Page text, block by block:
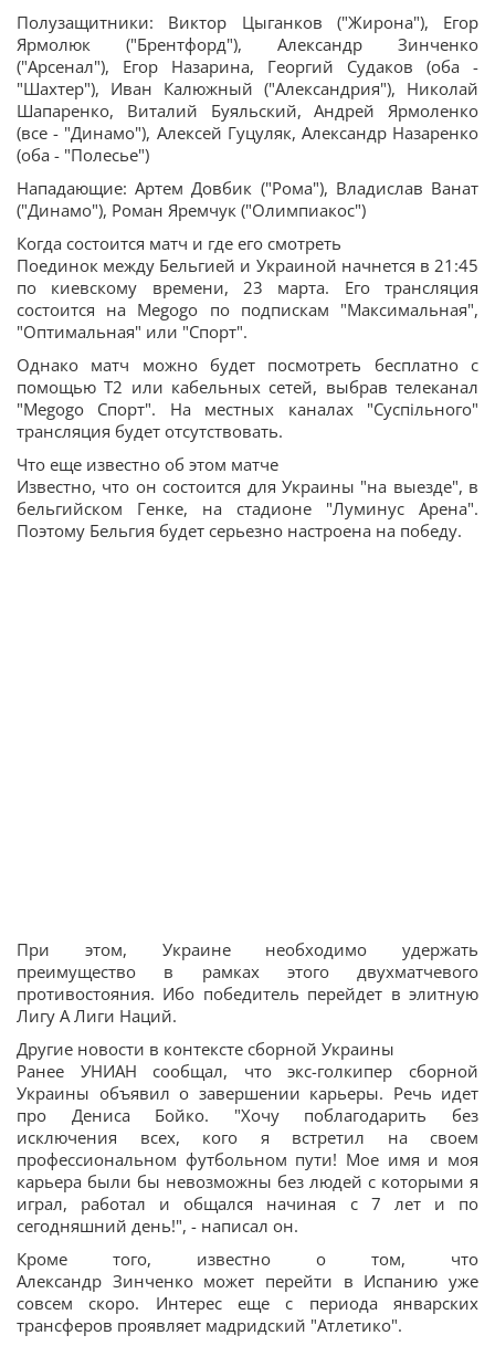
Полузащитники: Виктор Цыганков ("Жирона"), Егор
Ярмолюк ("Брентфорд"), Александр Зинченко
("Арсенал"), Егор Назарина, Георгий Судаков (оба -
"Шахтер"), Иван Калюжный ("Александрия"), Николай
Шапаренко, Виталий Буяльский, Андрей Ярмоленко
(все - "Динамо"), Алексей Гуцуляк, Александр Назаренко
(оба - "Полесье")
Нападающие: Артем Довбик ("Рома"), Владислав Ванат
("Динамо"), Роман Яремчук ("Олимпиакос")
Когда состоится матч и где его смотреть
Поединок между Бельгией и Украиной начнется в 21:45
по киевскому времени, 23 марта. Его трансляция
состоится на Megogo по подпискам "Максимальная",
"Оптимальная" или "Спорт".
Однако матч можно будет посмотреть бесплатно с
помощью Т2 или кабельных сетей, выбрав телеканал
"Megogo Спорт". На местных каналах "Суспільного"
трансляция будет отсутствовать.
Что еще известно об этом матче
Известно, что он состоится для Украины "на выезде", в
бельгийском Генке, на стадионе "Луминус Арена".
Поэтому Бельгия будет серьезно настроена на победу.
При этом, Украине необходимо удержать
преимущество в рамках этого двухматчевого
противостояния. Ибо победитель перейдет в элитную
Лигу А Лиги Наций.
Другие новости в контексте сборной Украины
Ранее УНИАН сообщал, что экс-голкипер сборной
Украины объявил о завершении карьеры. Речь идет
про Дениса Бойко. "Хочу поблагодарить без
исключения всех, кого я встретил на своем
профессиональном футбольном пути! Мое имя и моя
карьера были бы невозможны без людей с которыми я
играл, работал и общался начиная с 7 лет и по
сегодняшний день!", - написал он.
Кроме того, известно о том, что
Александр Зинченко может перейти в Испанию уже
совсем скоро. Интерес еще с периода январских
трансферов проявляет мадридский "Атлетико".